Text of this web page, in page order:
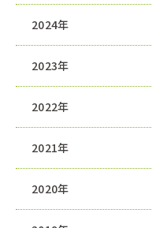
2024年
2023年
2022年
2021年
2020年